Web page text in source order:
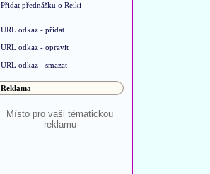
Přidat přednášku o Reiki
URL odkaz - přidat
URL odkaz - opravit
URL odkaz - smazat
Reklama
Místo pro vaši tématickou
reklamu